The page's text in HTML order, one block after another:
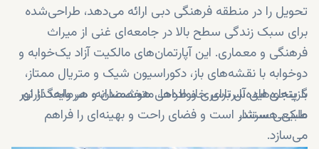
تحویل را در منطقه فرهنگی دبی ارائه می‌دهد، طراحی‌شده
برای سبک زندگی سطح بالا در جامعه‌ای غنی از میراث
فرهنگی و معماری. این آپارتمان‌های مالکیت آزاد یک‌خوابه و
دوخوابه با نقشه‌های باز، دکوراسیون شیک و متریال ممتاز،
گزینه‌ای ایده‌آل برای خانواده‌ها، متخصصان و سرمایه‌گذاران
ملکی هستند.
با پنجره‌های سرتاسری و طراحی هوشمندانه، هر واحد از نور
طبیعی سرشار است و فضای راحت و بهینه‌ای را فراهم
می‌سازد.